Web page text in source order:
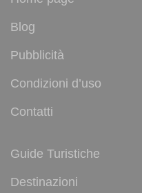
Blog
Pubblicità
Condizioni d’uso
Contatti
Guide Turistiche
Destinazioni